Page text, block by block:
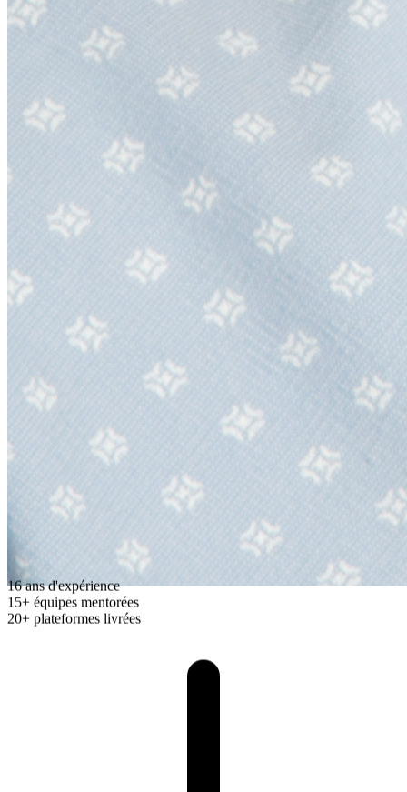
Expert Node.js & PHP · Cloud Native · Coach DevX
J'allie coaching technique, excellence DevX et modernisation cloud-
native pour transformer la qualité produit tout en gardant des équipes
autonomes et responsables. J'aide les entreprises à industrialiser leur
développement et à élever le niveau technique de leurs équipes.
CTO à la demande et Lead Dev Senior pour les missions qui
exigent structure, vélocité et exécution propre. Expert Node.js &
PHP avec une maîtrise approfondie de NestJS, Symfony et Laravel.
Discutons de votre projet
16 ans d'expérience
15+ équipes mentorées
20+ plateformes livrées